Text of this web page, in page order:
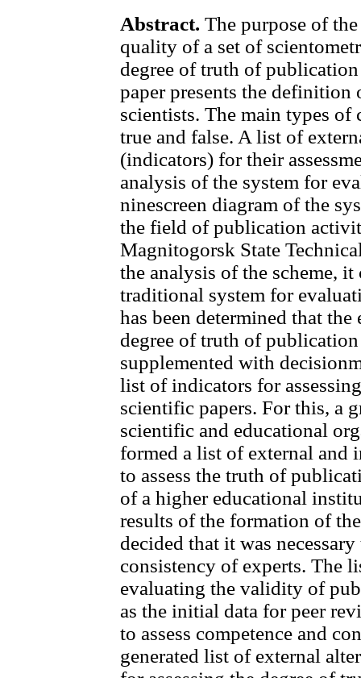
Abstract. The purpose of
quality of a set of
degree of truth of
paper presents the
scientists. The main types of
true and false. A list of
(indicators) for their
analysis of the system for
ninescreen diagram of the
the field of publication
Magnitogorsk State
the analysis of the scheme, it
traditional system for
has been determined that
degree of truth of
supplemented with
list of indicators for
scientific papers. For this, a
scientific and educational
formed a list of external and
to assess the truth of
of a higher educational
results of the formation of
decided that it was
consistency of experts. The
evaluating the validity of
as the initial data for peer
to assess competence and
generated list of external